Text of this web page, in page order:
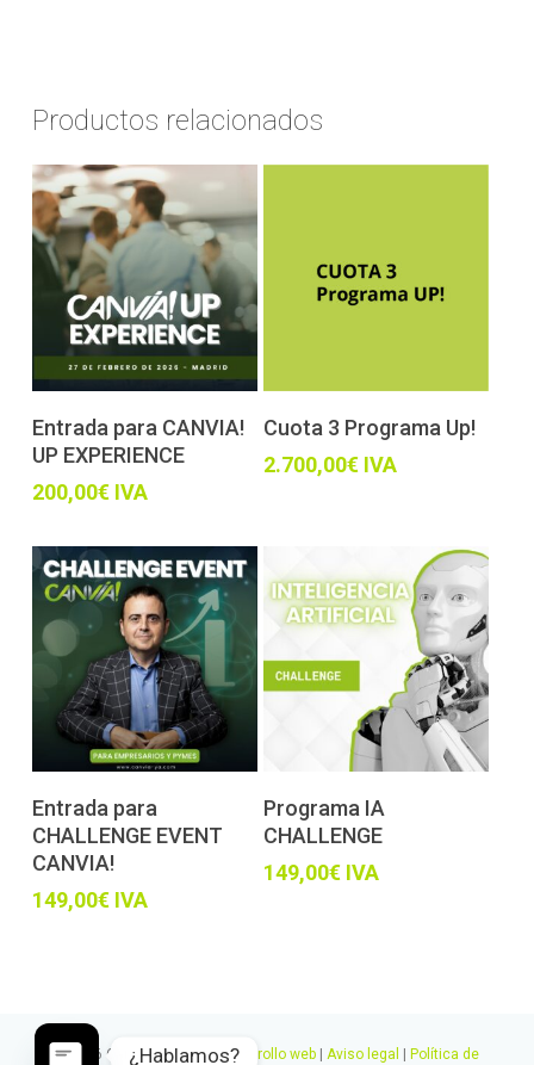
Productos relacionados
Añadir al carrito
Entrada para CANVIA!
UP EXPERIENCE
200,00€ IVA
Cuota 3 Programa Up!
2.700,00€ IVA
Añadir al carrito
Entrada para
CHALLENGE EVENT
CANVIA!
149,00€ IVA
Añadir al carrito
Programa IA
CHALLENGE
149,00€ IVA
© 2026 Canvia.Diseño y desarrollo web |Aviso legal Política de
¿Hablamos?